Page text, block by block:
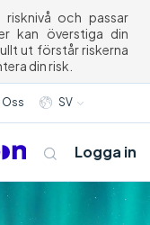
och passar
kan överstiga din
ut förstår riskerna
din risk.
Oss SV
Logga in